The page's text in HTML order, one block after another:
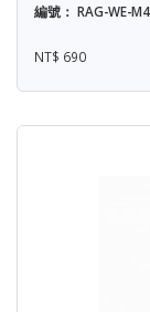
編號： RAG-WE-
NT$ 690